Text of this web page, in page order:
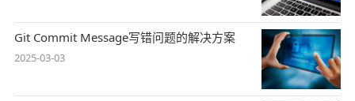
Git Commit Message写错问题的解决方案
2025-03-03